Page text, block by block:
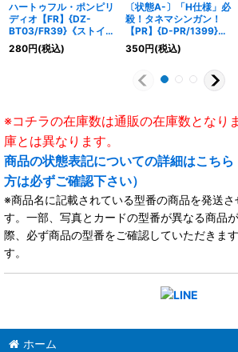
ハートゥフル・ポンピリ
ディオ【FR】{DZ-
BT03/FR39}《ストイケ
イア》
280円(税込)
〔状態A-〕「H仕様」必
殺！タネマシンガン！
【PR】{D-PR/1399}
《ストイケイア》
350円(税込)
※コチラの在庫数は通販の在庫数となり
庫とは異なります。
商品の状態表記についての詳細はこち
方は必ずご確認下さい）
※商品名に記載されている型番の商品を発送さ
す。一部、写真とカードの型番が異なる商品
際、必ず商品の型番をご確認していただきま
す。
ホーム